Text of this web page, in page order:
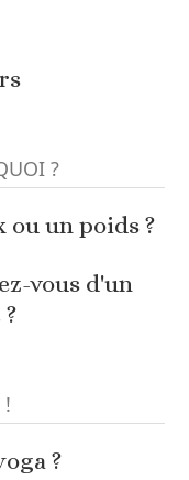
?
ou un poids ?
vous d'un
!
?